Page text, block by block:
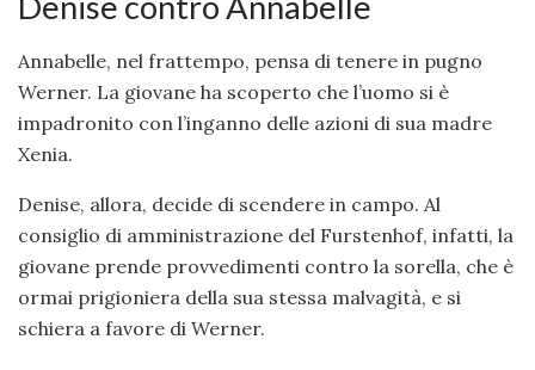
Annabelle, nel frattempo, pensa di tenere in pugno
Werner. La giovane ha scoperto che l’uomo si è
impadronito con l’inganno delle azioni di sua madre
Xenia.
Denise, allora, decide di scendere in campo. Al
consiglio di amministrazione del Furstenhof, infatti, la
giovane prende provvedimenti contro la sorella, che è
ormai prigioniera della sua stessa malvagità, e si
schiera a favore di Werner.